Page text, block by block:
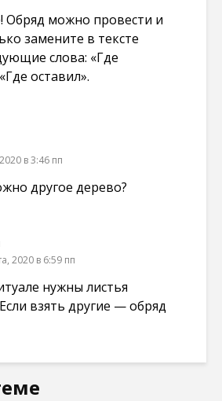
Обряд можно провести и
замените в тексте
слова: «Где
оставил».
в 3:46 пп
другое дерево?
2020 в 6:59 пп
нужны листья
взять другие — обряд